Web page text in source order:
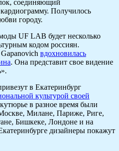
соединяющий
Получилось
городу.
UF LAB будет несколько
кодом россиян.
вдохновилась
. Она представит свое видение
в Екатеринбург
культурой своей
в разное время были
Милане, Париже, Риге,
Бишкеке, Лондоне и на
дизайнеры покажут